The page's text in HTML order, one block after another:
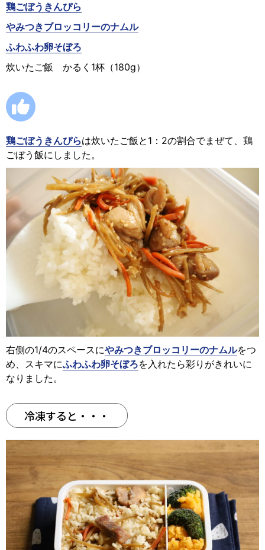
鶏ごぼうきんぴら
やみつきブロッコリーのナムル
ふわふわ卵そぼろ
炊いたご飯 かるく1杯（180g）
鶏ごぼうきんぴらは炊いたご飯と1：2の割合でまぜて、鶏
ごぼう飯にしました。
右側の1/4のスペースにやみつきブロッコリーのナムルをつ
め、スキマにふわふわ卵そぼろを入れたら彩りがきれいに
なりました。
冷凍すると・・・